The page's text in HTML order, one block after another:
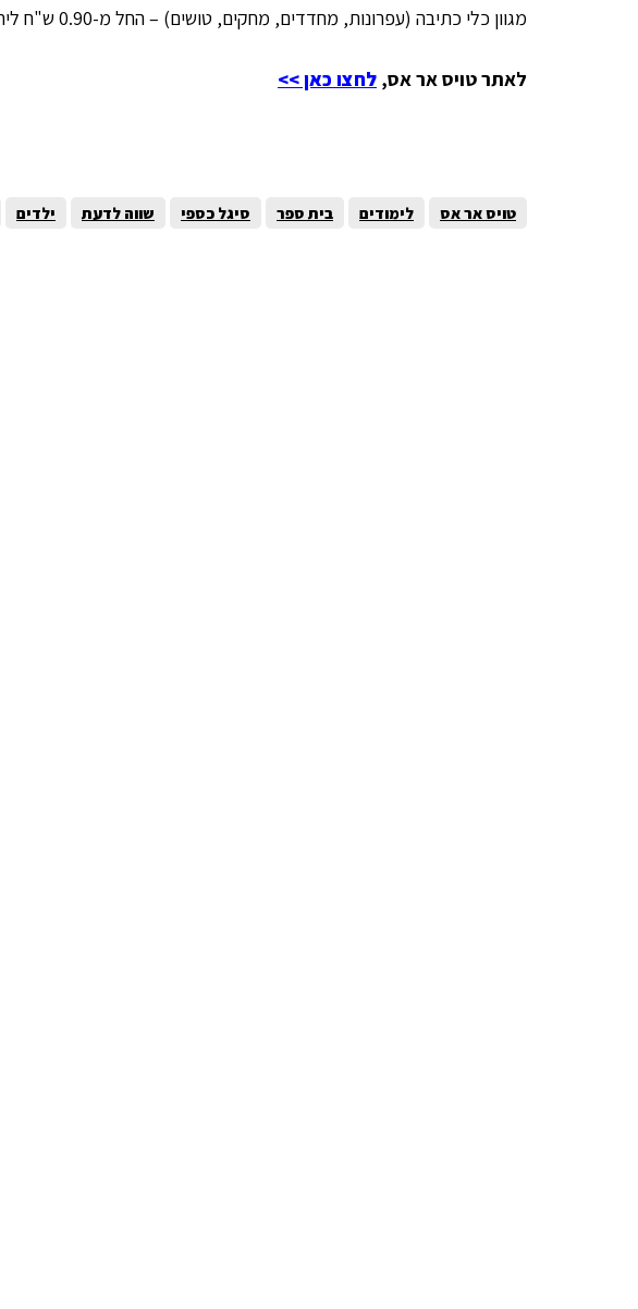
מגוון כלי כתיבה (עפרונות, מחדדים, מחקים, טושים) – החל מ-0.90 ש"ח ליחידה.
לאתר טויס אר אס, לחצו כאן >>
טויס אר אס לימודים בית ספר סיגל כספי שווה לדעת ילדים